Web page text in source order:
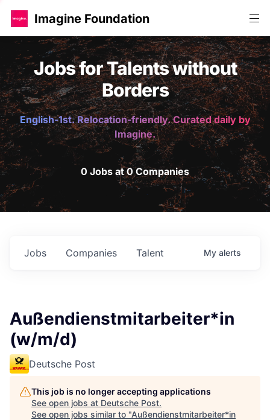
Imagine Foundation
Jobs for Talents without
Borders
English-1st. Relocation-friendly. Curated daily by
Imagine.
0 Jobs at 0 Companies
Jobs Companies Talent My alerts
Außendienstmitarbeiter*in
(w/m/d)
Deutsche Post
This job is no longer accepting applications
See open jobs at Deutsche Post.
See open jobs similar to "Außendienstmitarbeiter*in